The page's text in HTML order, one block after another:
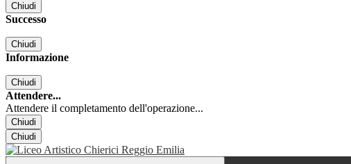
Chiudi
Successo
Chiudi
Informazione
Chiudi
Attendere...
Attendere il completamento dell'operazione...
Chiudi
Chiudi